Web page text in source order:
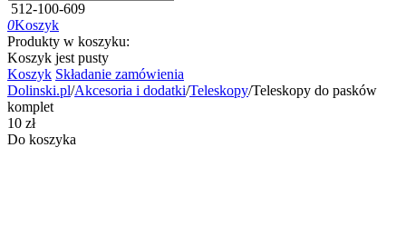
512-100-609
0Koszyk
Produkty w koszyku:
Koszyk jest pusty
Koszyk Składanie zamówienia
Dolinski.pl/Akcesoria i dodatki/Teleskopy/Teleskopy do pasków
komplet
‍10‍ zł
Do koszyka